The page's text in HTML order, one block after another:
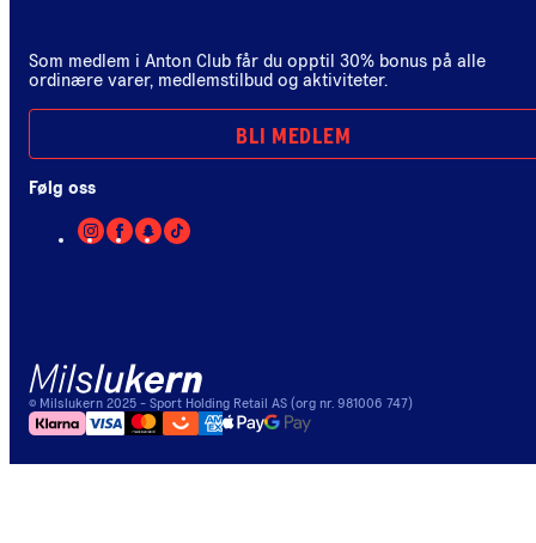
Som medlem i Anton Club får du opptil 30% bonus på alle
ordinære varer, medlemstilbud og aktiviteter.
BLI MEDLEM
Følg oss
© Milslukern 2025 - Sport Holding Retail AS (org nr. 981006 747)